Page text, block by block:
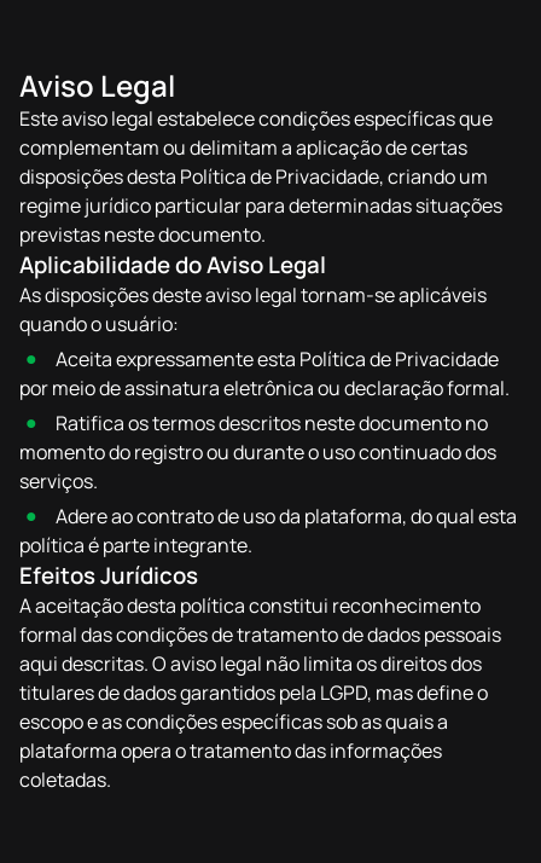
Aviso Legal
Este aviso legal estabelece condições específicas que
complementam ou delimitam a aplicação de certas
disposições desta Política de Privacidade, criando um
regime jurídico particular para determinadas situações
previstas neste documento.
Aplicabilidade do Aviso Legal
As disposições deste aviso legal tornam-se aplicáveis
quando o usuário:
Aceita expressamente esta Política de Privacidade
por meio de assinatura eletrônica ou declaração formal.
Ratifica os termos descritos neste documento no
momento do registro ou durante o uso continuado dos
serviços.
Adere ao contrato de uso da plataforma, do qual esta
política é parte integrante.
Efeitos Jurídicos
A aceitação desta política constitui reconhecimento
formal das condições de tratamento de dados pessoais
aqui descritas. O aviso legal não limita os direitos dos
titulares de dados garantidos pela LGPD, mas define o
escopo e as condições específicas sob as quais a
plataforma opera o tratamento das informações
coletadas.